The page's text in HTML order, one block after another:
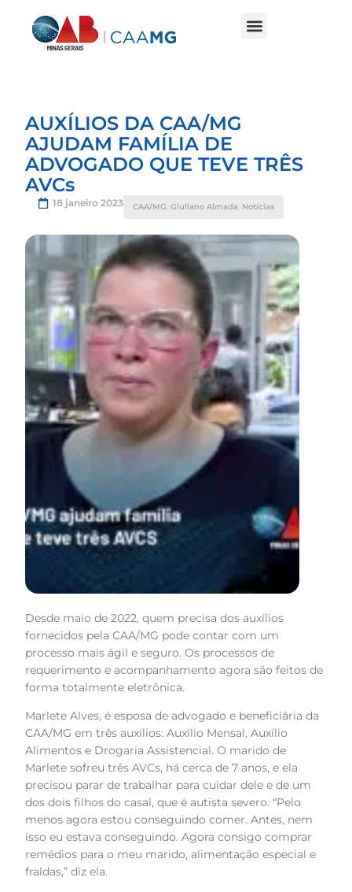
AUXÍLIOS DA CAA/MG
AJUDAM FAMÍLIA DE
ADVOGADO QUE TEVE TRÊS
AVCs
18 janeiro 2023 CAA/MG, Giuliano Almada, Notícias
Desde maio de 2022, quem precisa dos auxílios
fornecidos pela CAA/MG pode contar com um
processo mais ágil e seguro. Os processos de
requerimento e acompanhamento agora são feitos de
forma totalmente eletrônica.
Marlete Alves, é esposa de advogado e beneficiária da
CAA/MG em três auxílios: Auxílio Mensal, Auxílio
Alimentos e Drogaria Assistencial. O marido de
Marlete sofreu três AVCs, há cerca de 7 anos, e ela
precisou parar de trabalhar para cuidar dele e de um
dos dois filhos do casal, que é autista severo. “Pelo
menos agora estou conseguindo comer. Antes, nem
isso eu estava conseguindo. Agora consigo comprar
remédios para o meu marido, alimentação especial e
fraldas,” diz ela.